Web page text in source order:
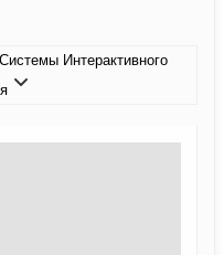
Интерактивного